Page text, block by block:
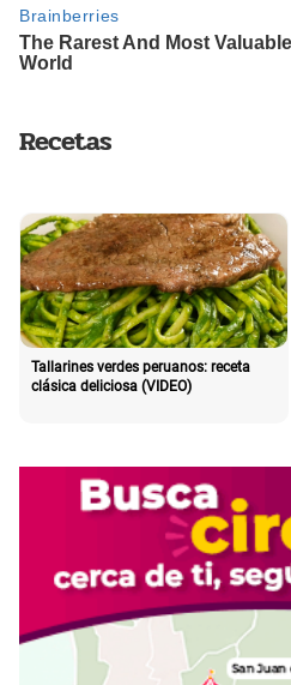
Recetas
Tallarines verdes peruanos: receta
clásica deliciosa (VIDEO)